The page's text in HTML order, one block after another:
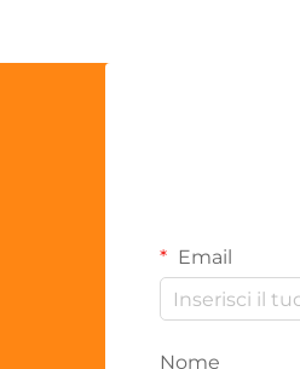
Email
Nome